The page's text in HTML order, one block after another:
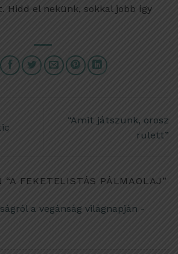
Hidd el nekünk, sokkal jobb így
“Amit játszunk, orosz
rulett”
“A FEKETELISTÁS PÁLMAOLAJ ”
a vegánság világnapján -